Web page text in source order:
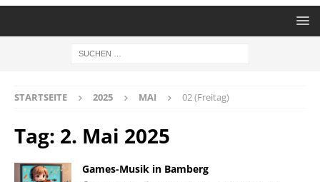
STARTSEITE 2025 MAI 02 (Freitag)
Tag: 2. Mai 2025
Games-Musik in Bamberg